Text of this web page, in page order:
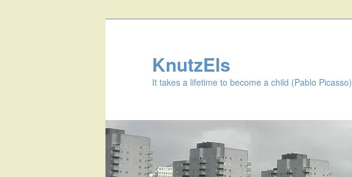
KnutzEls
It takes a lifetime to become a child (Pablo Picasso)